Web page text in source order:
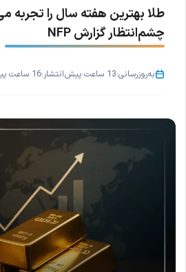
طلا بهترین هفته سال را تجربه
چشم‌انتظار گزارش NFP
به‌روزرسانی:13 ساعت پیش انتشار:16 ساعت پیش